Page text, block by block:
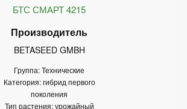
БТС СМАРТ 4215
BETASEED GMBH
Группа: Технические
Категория: гибрид первого
поколения
Тип растения: урожайный